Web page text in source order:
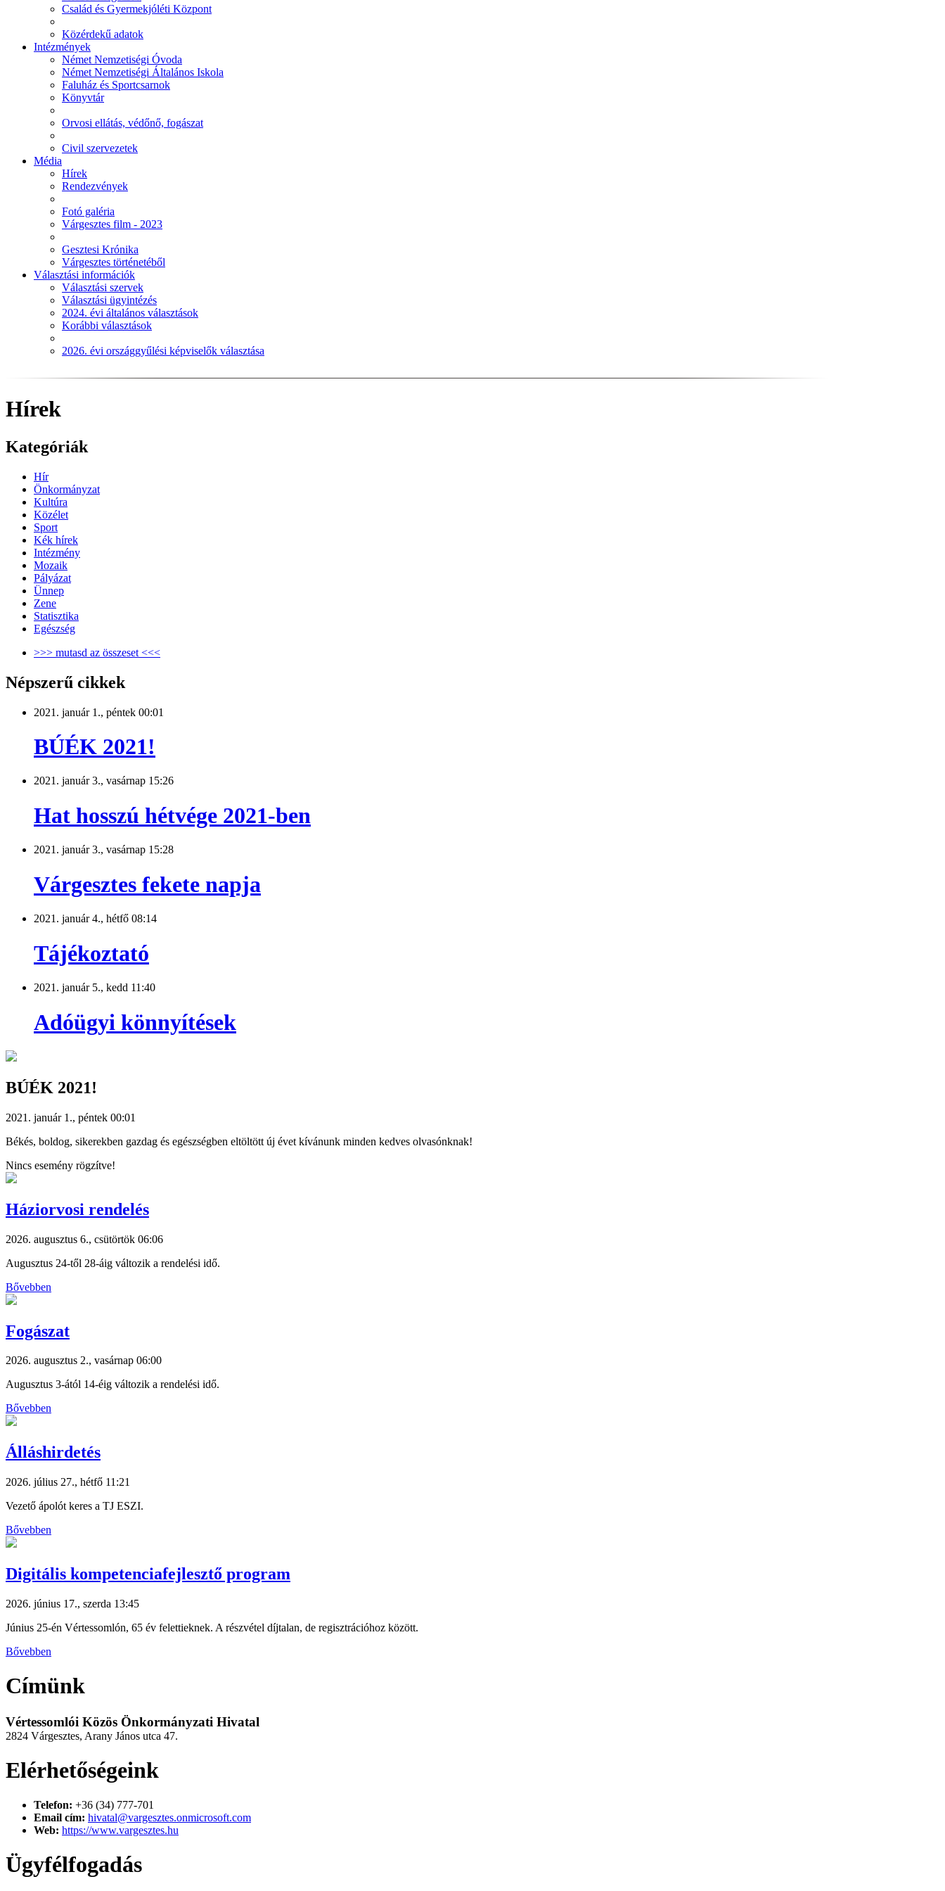
Család és Gyermekjóléti Központ
Közérdekű adatok
Intézmények
Német Nemzetiségi Óvoda
Német Nemzetiségi Általános Iskola
Faluház és Sportcsarnok
Könyvtár
Orvosi ellátás, védőnő, fogászat
Civil szervezetek
Média
Hírek
Rendezvények
Fotó galéria
Várgesztes film - 2023
Gesztesi Krónika
Várgesztes történetéből
Választási információk
Választási szervek
Választási ügyintézés
2024. évi általános választások
Korábbi választások
2026. évi országgyűlési képviselők választása
Hírek
Kategóriák
Hír
Önkormányzat
Kultúra
Közélet
Sport
Kék hírek
Intézmény
Mozaik
Pályázat
Ünnep
Zene
Statisztika
Egészség
>>> mutasd az összeset <<<
Népszerű cikkek
2021. január 1., péntek 00:01
BÚÉK 2021!
2021. január 3., vasárnap 15:26
Hat hosszú hétvége 2021-ben
2021. január 3., vasárnap 15:28
Várgesztes fekete napja
2021. január 4., hétfő 08:14
Tájékoztató
2021. január 5., kedd 11:40
Adóügyi könnyítések
BÚÉK 2021!
2021. január 1., péntek 00:01
Békés, boldog, sikerekben gazdag és egészségben eltöltött új évet kívánunk minden kedves olvasónknak!
Nincs esemény rögzítve!
Háziorvosi rendelés
2026. augusztus 6., csütörtök 06:06
Augusztus 24-től 28-áig változik a rendelési idő.
Bővebben
Fogászat
2026. augusztus 2., vasárnap 06:00
Augusztus 3-ától 14-éig változik a rendelési idő.
Bővebben
Álláshirdetés
2026. július 27., hétfő 11:21
Vezető ápolót keres a TJ ESZI.
Bővebben
Digitális kompetenciafejlesztő program
2026. június 17., szerda 13:45
Június 25-én Vértessomlón, 65 év felettieknek. A részvétel díjtalan, de regisztrációhoz között.
Bővebben
Címünk
Vértessomlói Közös Önkormányzati Hivatal
2824 Várgesztes, Arany János utca 47.
Elérhetőségeink
Telefon: +36 (34) 777-701
Email cím: hivatal@vargesztes.onmicrosoft.com
Web: https://www.vargesztes.hu
Ügyfélfogadás